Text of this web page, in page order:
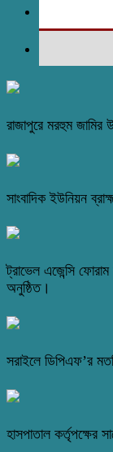
রাজাপুরে মরহুম জামির
সাংবাদিক ইউনিয়ন
ট্রাভেল এজেন্সি
অনুষ্ঠিত।
সরাইলে ডিপিএফ’র
হাসপাতাল কর্তৃপক্ষের